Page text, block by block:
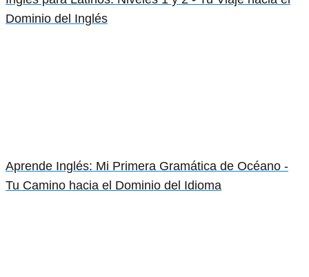
Dominio del Inglés
Aprende Inglés: Mi Primera Gramática de Océano -
Tu Camino hacia el Dominio del Idioma